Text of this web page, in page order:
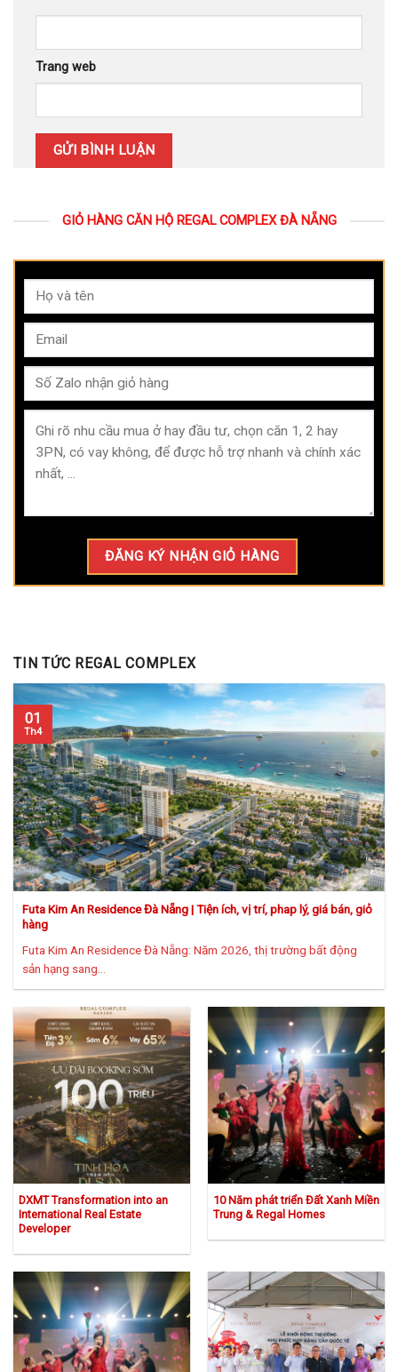
Trang web
GIỎ HÀNG CĂN HỘ REGAL COMPLEX ĐÀ NẴNG
TIN TỨC REGAL COMPLEX
Futa Kim An Residence Đà Nẵng | Tiện ích, vị trí, phap lý, giá bán, giỏ
hàng
Futa Kim An Residence Đà Nẵng: Năm 2026, thị trường bất động
sản hạng sang...
01
Th4
DXMT Transformation into an
International Real Estate
Developer
10 Năm phát triển Đất Xanh Miền
Trung & Regal Homes